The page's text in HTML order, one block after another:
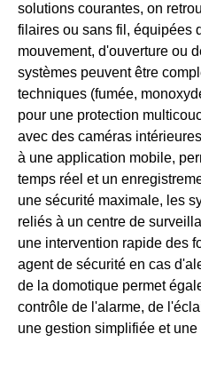
solutions courantes, on
filaires ou sans fil, équipées
mouvement, d'ouverture ou
systèmes peuvent être
techniques (fumée,
pour une protection
avec des caméras
à une application mobile,
temps réel et un
une sécurité maximale, les
reliés à un centre de
une intervention rapide des
agent de sécurité en cas
de la domotique permet
contrôle de l'alarme, de
une gestion simplifiée et